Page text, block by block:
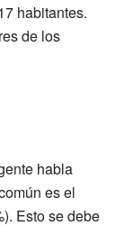
habitantes.
de los
habla
es el
Esto se debe